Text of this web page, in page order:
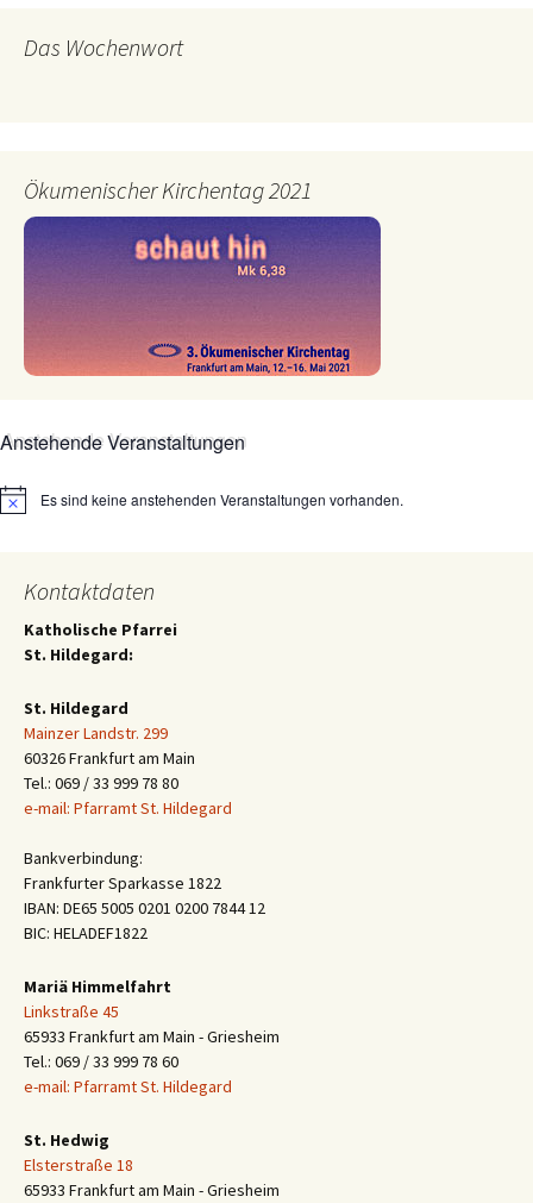
Das Wochenwort
Ökumenischer Kirchentag 2021
Anstehende Veranstaltungen
HinweisEs sind keine anstehenden Veranstaltungen vorhanden.
Kontaktdaten
Katholische Pfarrei
St. Hildegard:
St. Hildegard
Mainzer Landstr. 299
60326 Frankfurt am Main
Tel.: 069 / 33 999 78 80
e-mail: Pfarramt St. Hildegard
Bankverbindung:
Frankfurter Sparkasse 1822
IBAN: DE65 5005 0201 0200 7844 12
BIC: HELADEF1822
Mariä Himmelfahrt
Linkstraße 45
65933 Frankfurt am Main - Griesheim
Tel.: 069 / 33 999 78 60
e-mail: Pfarramt St. Hildegard
St. Hedwig
Elsterstraße 18
65933 Frankfurt am Main - Griesheim